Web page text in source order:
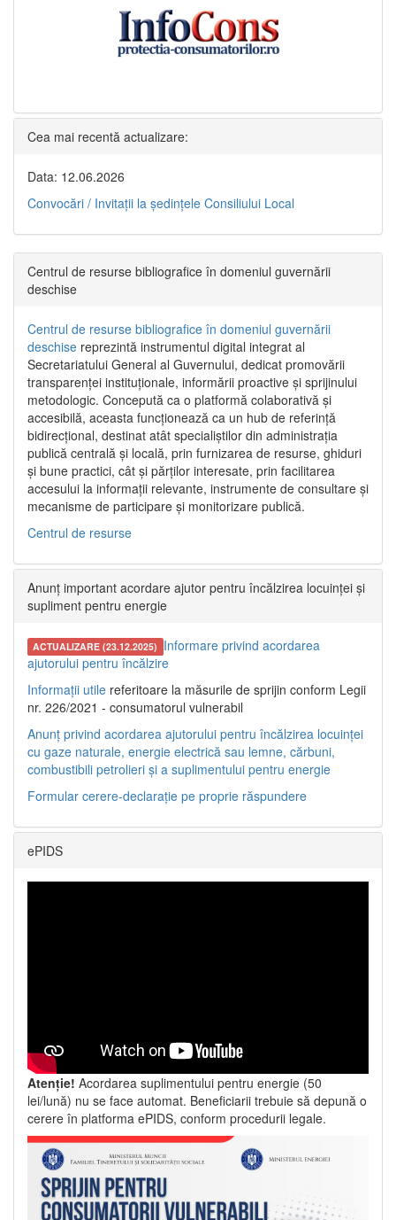
Cea mai recentă actualizare:
Data: 12.06.2026
Convocări / Invitaţii la şedinţele Consiliului Local
Centrul de resurse bibliografice în domeniul guvernării
deschise
Centrul de resurse bibliografice în domeniul guvernării
deschise reprezintă instrumentul digital integrat al
Secretariatului General al Guvernului, dedicat promovării
transparenței instituționale, informării proactive și sprijinului
metodologic. Concepută ca o platformă colaborativă și
accesibilă, aceasta funcționează ca un hub de referință
bidirecțional, destinat atât specialiștilor din administrația
publică centrală și locală, prin furnizarea de resurse, ghiduri
și bune practici, cât și părților interesate, prin facilitarea
accesului la informații relevante, instrumente de consultare și
mecanisme de participare și monitorizare publică.
Centrul de resurse
Anunț important acordare ajutor pentru încălzirea locuinței și
supliment pentru energie
ACTUALIZARE (23.12.2025) Informare privind acordarea
ajutorului pentru încălzire
Informații utile referitoare la măsurile de sprijin conform Legii
nr. 226/2021 - consumatorul vulnerabil
Anunț privind acordarea ajutorului pentru încălzirea locuinței
cu gaze naturale, energie electrică sau lemne, cărbuni,
combustibili petrolieri și a suplimentului pentru energie
Formular cerere-declarație pe proprie răspundere
ePIDS
Atenție! Acordarea suplimentului pentru energie (50
lei/lună) nu se face automat. Beneficiarii trebuie să depună o
cerere în platforma ePIDS, conform procedurii legale.